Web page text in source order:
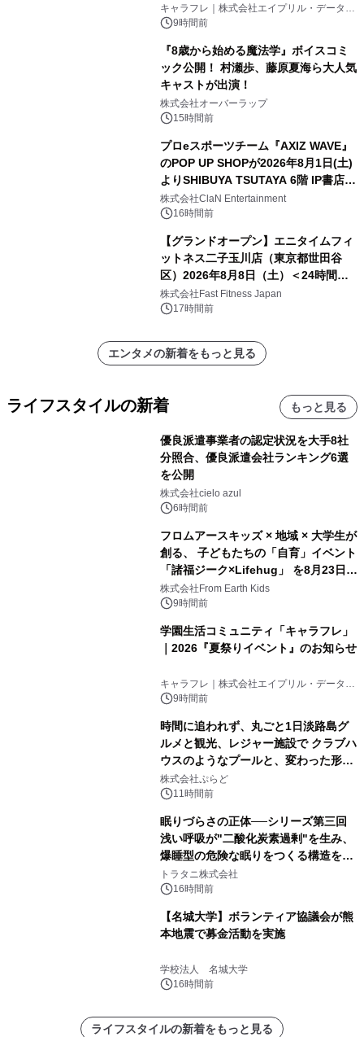
キャラフレ｜株式会社エイプリル・データ・
デザインズ
9時間前
『8歳から始める魔法学』ボイスコミ
ック公開！ 村瀬歩、藤原夏海ら大人気
キャストが出演！
株式会社オーバーラップ
15時間前
プロeスポーツチーム『AXIZ WAVE』
のPOP UP SHOPが2026年8月1日(土)
よりSHIBUYA TSUTAYA 6階 IP書店で
開催決定！！
株式会社ClaN Entertainment
16時間前
【グランドオープン】エニタイムフィ
ットネス二子玉川店（東京都世田谷
区）2026年8月8日（土）＜24時間年
中無休のフィットネスジム＞
株式会社Fast Fitness Japan
17時間前
エンタメの新着をもっと見る
ライフスタイルの新着 もっと見る
優良派遣事業者の認定状況を大手8社
分照合、優良派遣会社ランキング6選
を公開
株式会社cielo azul
6時間前
フロムアースキッズ × 地域 × 大学生が
創る、 子どもたちの「自育」イベント
「諸福ジーク×Lifehug」 を8月23日
(日)開催
株式会社From Earth Kids
9時間前
学園生活コミュニティ「キャラフレ」
｜2026『夏祭りイベント』のお知らせ
キャラフレ｜株式会社エイプリル・データ・
デザインズ
9時間前
時間に追われず、丸ごと1日淡路島グ
ルメと観光、レジャー施設で クラブハ
ウスのようなプールと、変わった形の
サウナも 「THE BOXY AWAJI」のお
得な素泊まり連泊プランで
株式会社ぷらど
11時間前
眠りづらさの正体──シリーズ第三回
浅い呼吸が"二酸化炭素過剰"を生み、
爆睡型の危険な眠りをつくる構造を解
説
トラタニ株式会社
16時間前
【名城大学】ボランティア協議会が熊
本地震で募金活動を実施
学校法人 名城大学
16時間前
ライフスタイルの新着をもっと見る